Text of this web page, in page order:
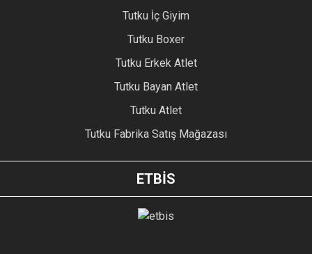
Tutku İç Giyim
Tutku Boxer
Tutku Erkek Atlet
Tutku Bayan Atlet
Tutku Atlet
Tutku Fabrika Satış Mağazası
ETBİS